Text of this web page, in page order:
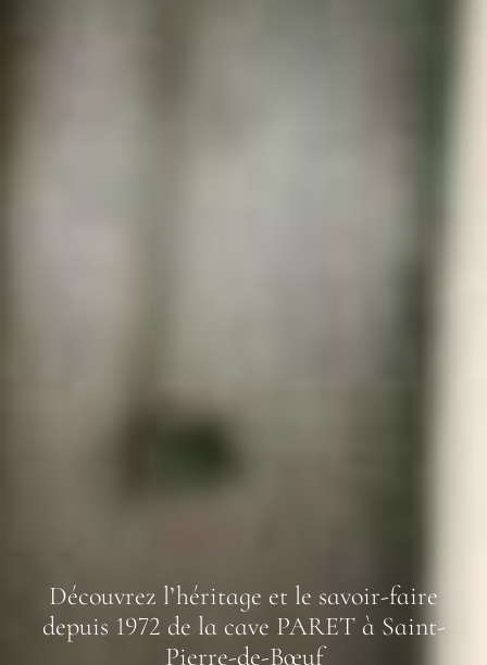
Découvrez l’héritage et le savoir-faire
depuis 1972 de la cave PARET à Saint-
Pierre-de-Bœuf